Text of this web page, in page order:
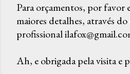
P
o
t
Para orçamentos, por favor
maiores detalhes, através
profissional
Ah, e obrigada pela visita e